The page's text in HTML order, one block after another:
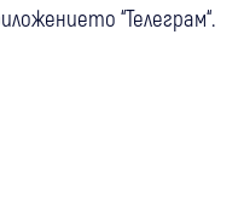
“Телеграм“.